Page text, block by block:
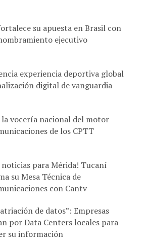
su apuesta en Brasil con
ejecutivo
experiencia deportiva global
digital de vanguardia
la vocería nacional del motor
de los CPTT
noticias para Mérida! Tucaní
su Mesa Técnica de
con Cantv
de datos”: Empresas
por Data Centers locales para
su información